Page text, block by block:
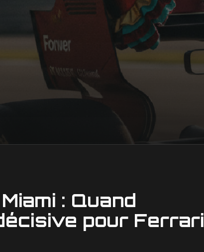
: Quand
pour Ferrari